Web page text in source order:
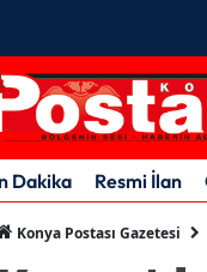
Dakika Resmi İlan
Konya Postası Gazetesi